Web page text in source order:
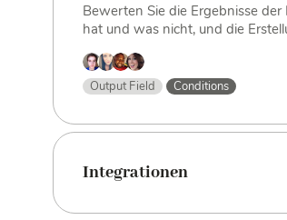
Bewerten Sie die Ergebnisse
hat und was nicht, und die
Output Field
Conditions
Integrationen